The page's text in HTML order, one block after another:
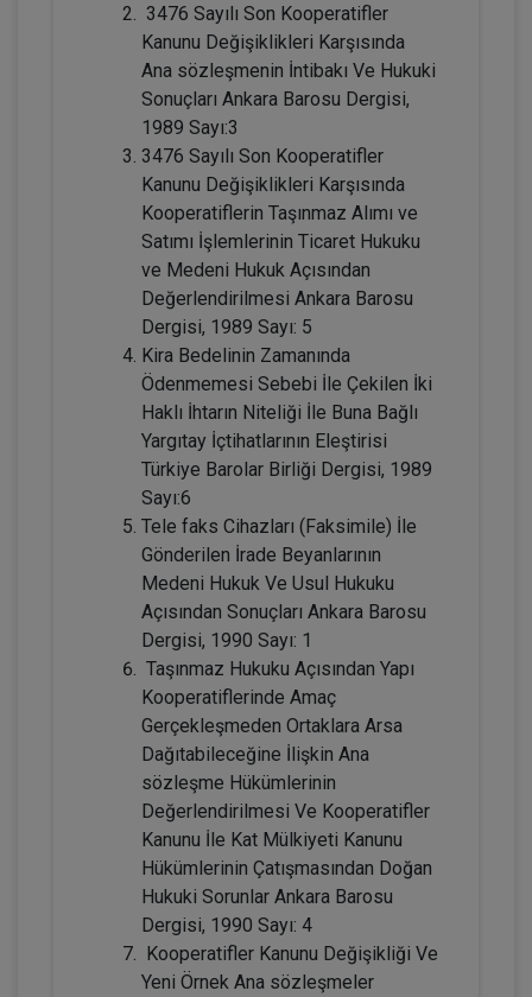
Resmî Şekle Bağlı Sözleşmelerden
Doğan Alacak Hakkının Devri
Konusunda Yanılgılar Video Eğitimi
ARMAĞANIMIZDIR
Sepete Ekle
Prof. Dr. Etem Saba ÖZMEN
Adi Ortaklıkların Kazanç Paylaşma
Amacı Gütmeyen Faaliyetleri Konusunda
Yanılgılar Video Eğitimi
300 TL
Tüketici Hukuku Enstitüsü
IV. Medeni Hukuk Kongresi - Tüm
Oturumlar (11 Oturum)
2160
Sepete Ekle
3476 Sayılı Son Kooperatifler
Kanunu Değişiklikleri Karşısında
Ana sözleşmenin İntibakı Ve Hukuki
Sonuçları Ankara Barosu Dergisi,
1989 Sayı:3
3476 Sayılı Son Kooperatifler
Kanunu Değişiklikleri Karşısında
Kooperatiflerin Taşınmaz Alımı ve
Satımı İşlemlerinin Ticaret Hukuku
ve Medeni Hukuk Açısından
Değerlendirilmesi Ankara Barosu
Dergisi, 1989 Sayı: 5
Kira Bedelinin Zamanında
Ödenmemesi Sebebi İle Çekilen İki
Haklı İhtarın Niteliği İle Buna Bağlı
Yargıtay İçtihatlarının Eleştirisi
Türkiye Barolar Birliği Dergisi, 1989
Sayı:6
Tele faks Cihazları (Faksimile) İle
Gönderilen İrade Beyanlarının
Medeni Hukuk Ve Usul Hukuku
Açısından Sonuçları Ankara Barosu
Dergisi, 1990 Sayı: 1
Taşınmaz Hukuku Açısından Yapı
Kooperatiflerinde Amaç
Gerçekleşmeden Ortaklara Arsa
Dağıtabileceğine İlişkin Ana
sözleşme Hükümlerinin
Değerlendirilmesi Ve Kooperatifler
Kanunu İle Kat Mülkiyeti Kanunu
Hükümlerinin Çatışmasından Doğan
Hukuki Sorunlar Ankara Barosu
Dergisi, 1990 Sayı: 4
Kooperatifler Kanunu Değişikliği Ve
Yeni Örnek Ana sözleşmeler